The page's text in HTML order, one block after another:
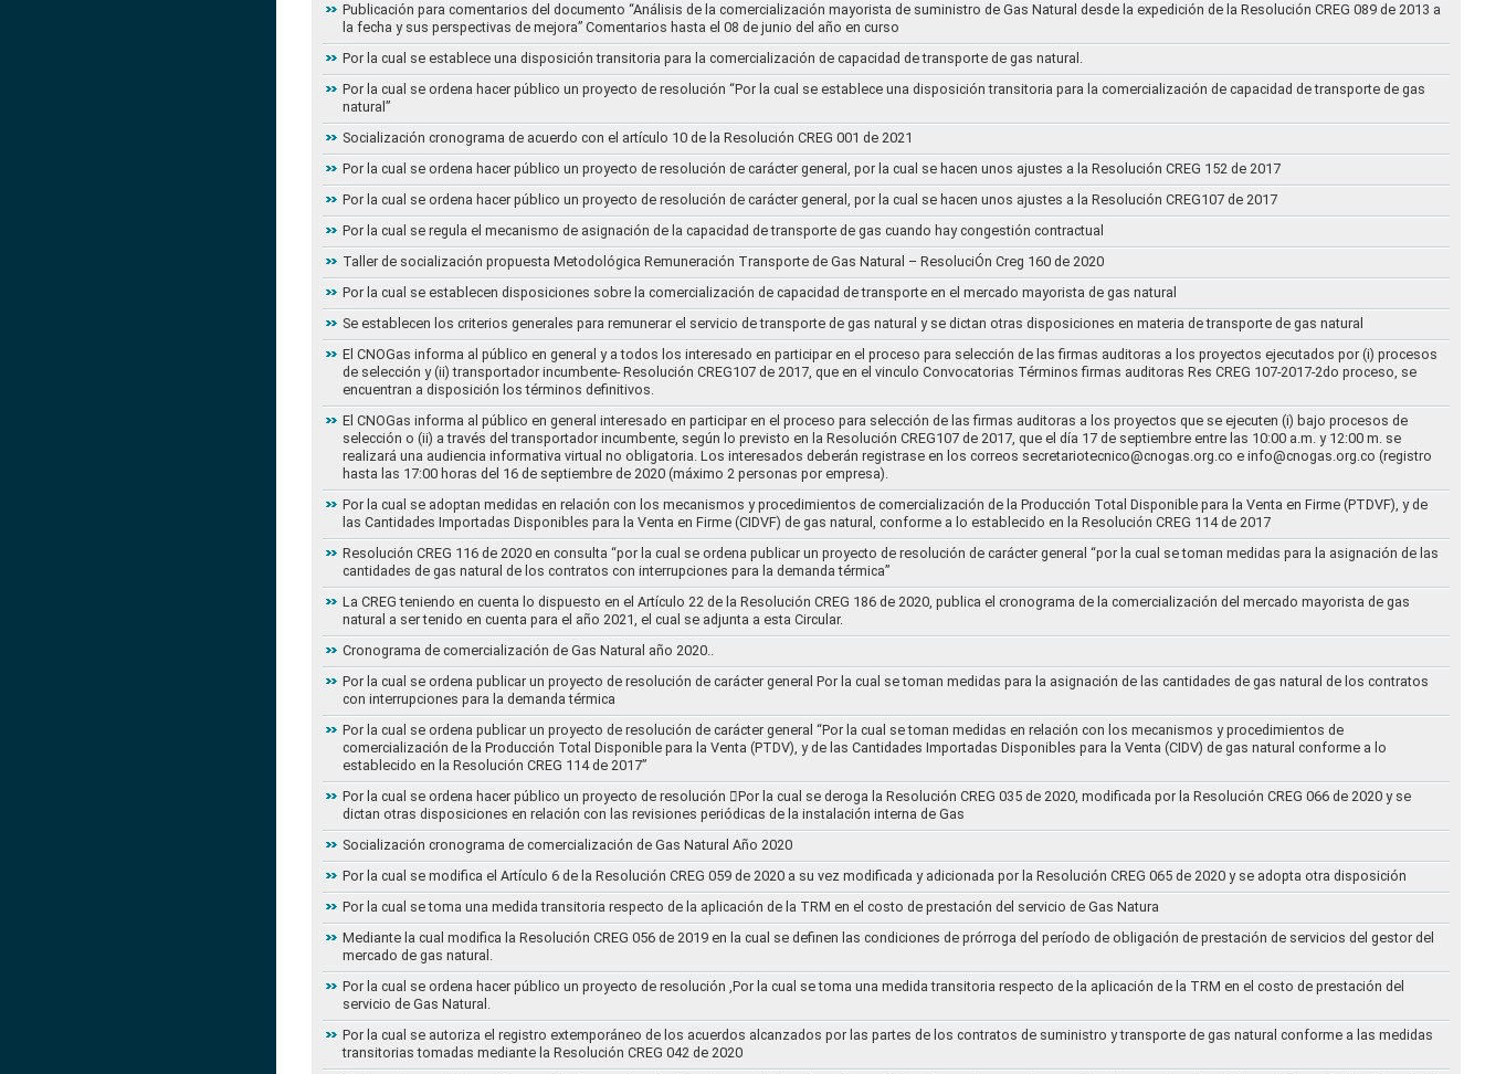
Publicación para comentarios del documento “Análisis de la comercialización mayorista de suministro de Gas Natural desde la expedición de la Resolución CREG 089 de 2013 a
la fecha y sus perspectivas de mejora” Comentarios hasta el 08 de junio del año en curso
Por la cual se establece una disposición transitoria para la comercialización de capacidad de transporte de gas natural.
Por la cual se ordena hacer público un proyecto de resolución “Por la cual se establece una disposición transitoria para la comercialización de capacidad de transporte de gas
natural”
Socialización cronograma de acuerdo con el artículo 10 de la Resolución CREG 001 de 2021
Por la cual se ordena hacer público un proyecto de resolución de carácter general, por la cual se hacen unos ajustes a la Resolución CREG 152 de 2017
Por la cual se ordena hacer público un proyecto de resolución de carácter general, por la cual se hacen unos ajustes a la Resolución CREG107 de 2017
Por la cual se regula el mecanismo de asignación de la capacidad de transporte de gas cuando hay congestión contractual
Taller de socialización propuesta Metodológica Remuneración Transporte de Gas Natural – ResoluciÓn Creg 160 de 2020
Por la cual se establecen disposiciones sobre la comercialización de capacidad de transporte en el mercado mayorista de gas natural
Se establecen los criterios generales para remunerar el servicio de transporte de gas natural y se dictan otras disposiciones en materia de transporte de gas natural
El CNOGas informa al público en general y a todos los interesado en participar en el proceso para selección de las firmas auditoras a los proyectos ejecutados por (i) procesos
de selección y (ii) transportador incumbente- Resolución CREG107 de 2017, que en el vinculo Convocatorias Términos firmas auditoras Res CREG 107-2017-2do proceso, se
encuentran a disposición los términos definitivos.
El CNOGas informa al público en general interesado en participar en el proceso para selección de las firmas auditoras a los proyectos que se ejecuten (i) bajo procesos de
selección o (ii) a través del transportador incumbente, según lo previsto en la Resolución CREG107 de 2017, que el día 17 de septiembre entre las 10:00 a.m. y 12:00 m. se
realizará una audiencia informativa virtual no obligatoria. Los interesados deberán registrase en los correos secretariotecnico@cnogas.org.co e info@cnogas.org.co (registro
hasta las 17:00 horas del 16 de septiembre de 2020 (máximo 2 personas por empresa).
Por la cual se adoptan medidas en relación con los mecanismos y procedimientos de comercialización de la Producción Total Disponible para la Venta en Firme (PTDVF), y de
las Cantidades Importadas Disponibles para la Venta en Firme (CIDVF) de gas natural, conforme a lo establecido en la Resolución CREG 114 de 2017
Resolución CREG 116 de 2020 en consulta “por la cual se ordena publicar un proyecto de resolución de carácter general “por la cual se toman medidas para la asignación de las
cantidades de gas natural de los contratos con interrupciones para la demanda térmica”
La CREG teniendo en cuenta lo dispuesto en el Artículo 22 de la Resolución CREG 186 de 2020, publica el cronograma de la comercialización del mercado mayorista de gas
natural a ser tenido en cuenta para el año 2021, el cual se adjunta a esta Circular.
Cronograma de comercialización de Gas Natural año 2020..
Por la cual se ordena publicar un proyecto de resolución de carácter general Por la cual se toman medidas para la asignación de las cantidades de gas natural de los contratos
con interrupciones para la demanda térmica
Por la cual se ordena publicar un proyecto de resolución de carácter general “Por la cual se toman medidas en relación con los mecanismos y procedimientos de
comercialización de la Producción Total Disponible para la Venta (PTDV), y de las Cantidades Importadas Disponibles para la Venta (CIDV) de gas natural conforme a lo
establecido en la Resolución CREG 114 de 2017”
Por la cual se ordena hacer público un proyecto de resolución 􀂴Por la cual se deroga la Resolución CREG 035 de 2020, modificada por la Resolución CREG 066 de 2020 y se
dictan otras disposiciones en relación con las revisiones periódicas de la instalación interna de Gas
Socialización cronograma de comercialización de Gas Natural Año 2020
Por la cual se modifica el Artículo 6 de la Resolución CREG 059 de 2020 a su vez modificada y adicionada por la Resolución CREG 065 de 2020 y se adopta otra disposición
Por la cual se toma una medida transitoria respecto de la aplicación de la TRM en el costo de prestación del servicio de Gas Natura
Mediante la cual modifica la Resolución CREG 056 de 2019 en la cual se definen las condiciones de prórroga del período de obligación de prestación de servicios del gestor del
mercado de gas natural.
Por la cual se ordena hacer público un proyecto de resolución ,Por la cual se toma una medida transitoria respecto de la aplicación de la TRM en el costo de prestación del
servicio de Gas Natural.
Por la cual se autoriza el registro extemporáneo de los acuerdos alcanzados por las partes de los contratos de suministro y transporte de gas natural conforme a las medidas
transitorias tomadas mediante la Resolución CREG 042 de 2020